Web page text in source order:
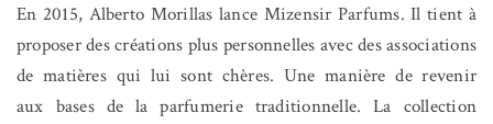
En 2015, Alberto Morillas lance Mizensir Parfums. Il tient à
proposer des créations plus personnelles avec des associations
de matières qui lui sont chères. Une manière de revenir
aux bases de la parfumerie traditionnelle. La collection